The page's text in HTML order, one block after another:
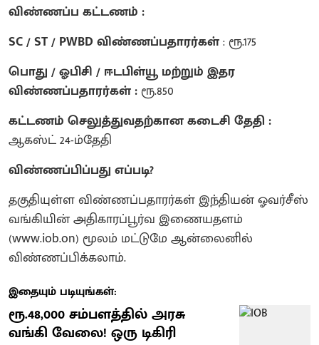
விண்ணப்ப கட்டணம் :
SC / ST / PWBD விண்ணப்பதாரர்கள்: ரூ.175
பொது / ஓபிசி / ஈடபிள்யூ மற்றும் இதர
விண்ணப்பதாரர்கள் :ரூ.850
கட்டணம் செலுத்துவதற்கான கடைசி தேதி :
ஆகஸ்ட் 24-ம்தேதி
விண்ணப்பிப்பது எப்படி?
தகுதியுள்ள விண்ணப்பதாரர்கள் இந்தியன் ஓவர்சீஸ்
வங்கியின் அதிகாரப்பூர்வ இணையதளம்
(www.iob.on) மூலம் மட்டுமே ஆன்லைனில்
விண்ணப்பிக்கலாம்.
இதையும் படியுங்கள்:
ரூ.48,000 சம்பளத்தில் அரசு
வங்கி வேலை! ஒரு டிகிரி